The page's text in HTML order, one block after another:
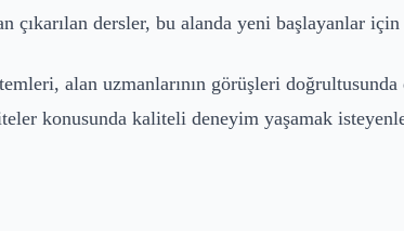
çıkarılan dersler, bu alanda yeni başlayanlar
alan uzmanlarının görüşleri doğrultusunda
konusunda kaliteli deneyim yaşamak